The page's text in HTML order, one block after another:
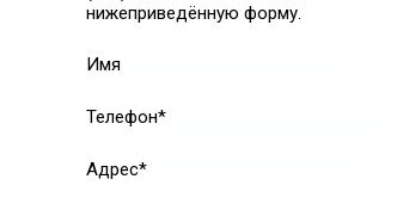
нижеприведённую форму.
Имя
Телефон*
Адрес*